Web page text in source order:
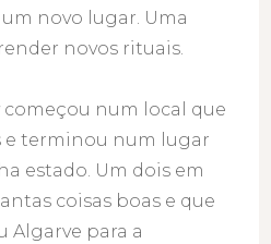
novo lugar. Uma
novos rituais.
num local que
e terminou num lugar
estado. Um dois em
coisas boas e que
Algarve para a